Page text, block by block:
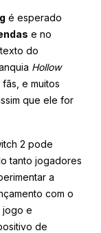
é esperado
e no
do
Hollow
e muitos
que ele for
2 pode
tanto jogadores
a
com o
jogo e
de